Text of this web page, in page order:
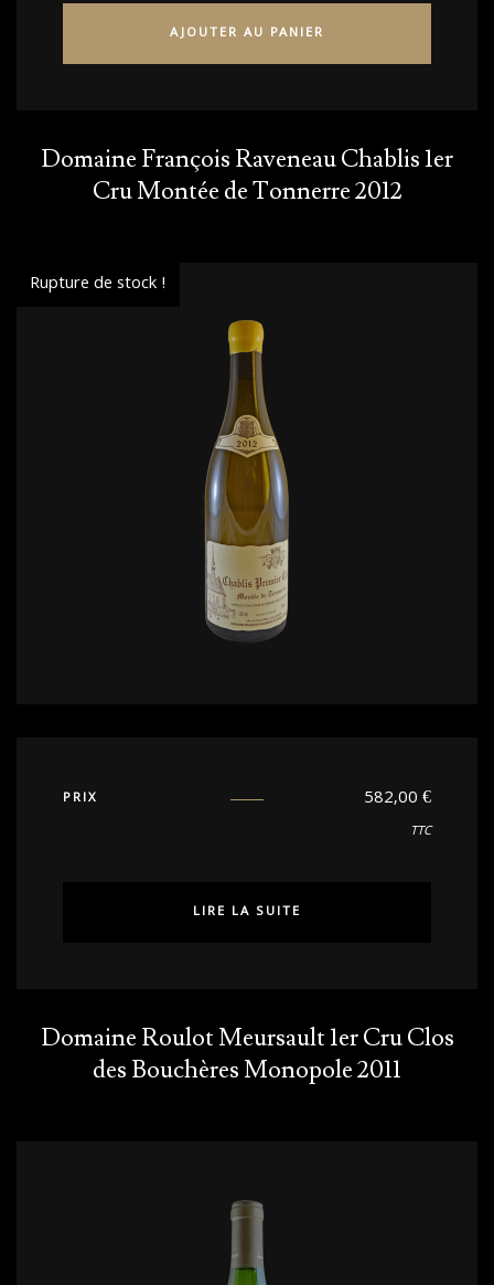
AJOUTER AU PANIER
Domaine François Raveneau Chablis 1er
Cru Montée de Tonnerre 2012
Rupture de stock !
PRIX 582,00€
TTC
LIRE LA SUITE
Domaine Roulot Meursault 1er Cru Clos
des Bouchères Monopole 2011